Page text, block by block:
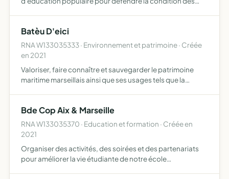
Batèu D'eici
RNA W133035333 · Environnement et patrimoine · Créée
en 2021
Valoriser, faire connaître et sauvegarder le patrimoine
maritime marseillais ainsi que ses usages tels que la
Bde Cop Aix & Marseille
RNA W133035370 · Education et formation · Créée en
2021
Organiser des activités, des soirées et des partenariats
pour améliorer la vie étudiante de notre école